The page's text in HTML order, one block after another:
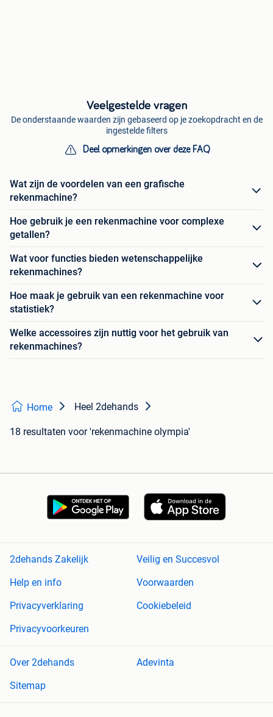
Veelgestelde vragen
De onderstaande waarden zijn gebaseerd op je zoekopdracht en de
ingestelde filters
Deel opmerkingen over deze FAQ
Wat zijn de voordelen van een grafische
rekenmachine?
Hoe gebruik je een rekenmachine voor complexe
getallen?
Wat voor functies bieden wetenschappelijke
rekenmachines?
Hoe maak je gebruik van een rekenmachine voor
statistiek?
Welke accessoires zijn nuttig voor het gebruik van
rekenmachines?
Home Heel 2dehands
18 resultaten voor 'rekenmachine olympia'
2dehands Zakelijk
Veilig en Succesvol
Help en info
Voorwaarden
Privacyverklaring
Cookiebeleid
Privacyvoorkeuren
Over 2dehands
Adevinta
Sitemap